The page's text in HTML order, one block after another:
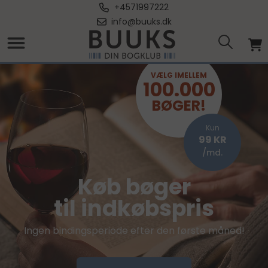
+4571997222
info@buuks.dk
VÆLG IMELLEM
100.000
BØGER!
Kun
99 KR
/md.
Køb bøger
til indkøbspris
Ingen bindingsperiode efter den første måned!